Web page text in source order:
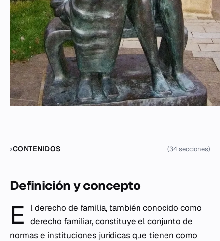
CONTENIDOS (34 secciones)
Definición y concepto
E
l derecho de familia, también conocido como
derecho familiar, constituye el conjunto de
normas e instituciones jurídicas que tienen como